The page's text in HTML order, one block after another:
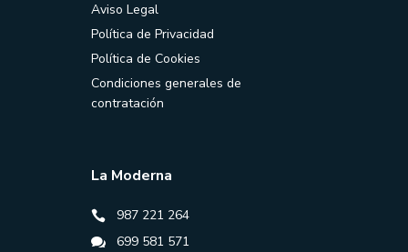
Aviso Legal
Política de Privacidad
Política de Cookies
Condiciones generales de
contratación
La Moderna
987 221 264
699 581 571